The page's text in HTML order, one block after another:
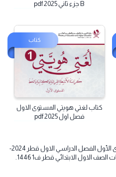
B جزء ثاني 2025 pdf
كتاب
كتاب لغتي هويتي المستوى الاول